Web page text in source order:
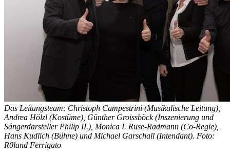
Das Leitungsteam: Christoph Campestrini (Musikalische Leitung),
Andrea Hölzl (Kostüme), Günther Groissböck (Inszenierung und
Sängerdarsteller Philip II.), Monica I. Ruse-Radmann (Co-Regie),
Hans Kudlich (Bühne) und Michael Garschall (Intendant). Foto:
R0land Ferrigato